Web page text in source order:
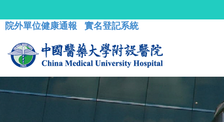
院外單位健康通報 實名登記系統